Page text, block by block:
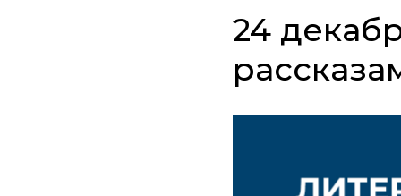
24